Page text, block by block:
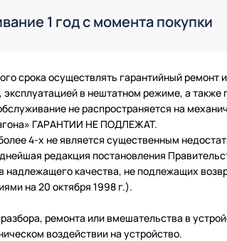
1 год с момента покупки
срока осуществлять гарантийный
в нештатном режиме, а
не распространяется на
ГАРАНТИИ НЕ ПОДЛЕЖАТ.
4-х не является существенным
редакция постановления
качества, не подлежащих
на 20 октября 1998 г.).
ремонта или вмешательства в
воздействии на устройство.